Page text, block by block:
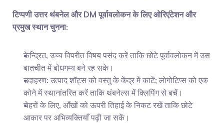
टिप्पणी उत्तर थंबनेल और DM पूर्वावलोकन के लिए ओरिएंटेशन और
प्रमुख स्थान चुनना:
केन्द्रित, उच्च विपरीत विषय पसंद करें ताकि छोटे पूर्वावलोकन में उस
बातचीत में बोधगम्य बने रह सके।
उदाहरण: उत्पाद शॉट्स को वस्तु के केंद्र में काटें; लोगोटिप्स को एक
कोने में स्थानांतरित करें ताकि थंबनेल्स में क्लिपिंग से बचें।
चेहरों के लिए, आँखों को ऊपरी तिहाई के निकट रखें ताकि छोटे
आकार पर अभिव्यक्तियाँ पढ़ी जा सकें।